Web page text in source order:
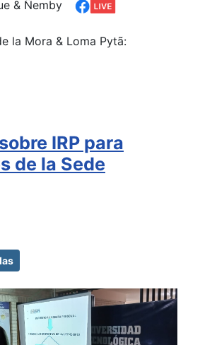
& Ñemby
la Mora & Loma Pytã:
IRP para
de la Sede